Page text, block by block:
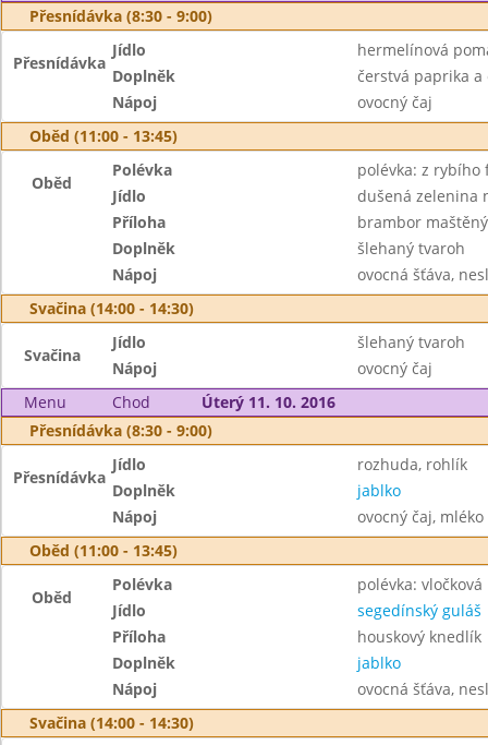
Přesnídávka (8:30 - 9:00)
Přesnídávka
Jídlo
hermelínová
Doplněk
čerstvá paprika a
Nápoj
ovocný čaj
Oběd (11:00 - 13:45)
Oběd
Polévka
polévka: z rybího
Jídlo
dušená zelenina
Příloha
brambor
Doplněk
šlehaný tvaroh
Nápoj
ovocná šťáva,
Svačina (14:00 - 14:30)
Svačina
Jídlo
šlehaný tvaroh
Nápoj
ovocný čaj
Menu
Chod
Úterý 11. 10. 2016
Přesnídávka (8:30 - 9:00)
Přesnídávka
Jídlo
rozhuda, rohlík
Doplněk
jablko
Nápoj
ovocný čaj, mléko
Oběd (11:00 - 13:45)
Oběd
Polévka
polévka: vločková
Jídlo
segedínský guláš
Příloha
houskový knedlík
Doplněk
jablko
Nápoj
ovocná šťáva,
Svačina (14:00 - 14:30)